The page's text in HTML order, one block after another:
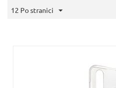
12 Po stranici